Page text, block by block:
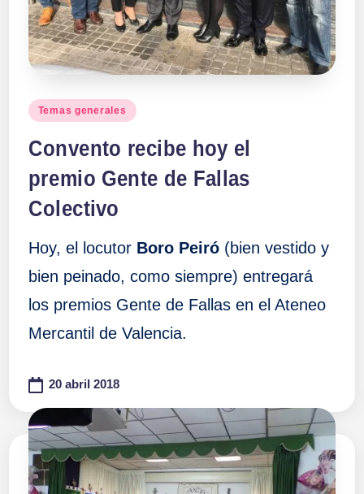
Publicado
Temas generales
Convento recibe hoy el
premio Gente de Fallas
Colectivo
Hoy, el locutor Boro Peiró(bien vestido y
bien peinado, como siempre) entregará
los premios Gente de Fallas en el Ateneo
Mercantil de Valencia.
20 abril 2018